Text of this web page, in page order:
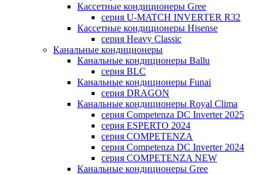
Кассетные кондиционеры Gree
серия U-MATCH INVERTER R32
Кассетные кондиционеры Hisense
серия Heavy Classic
Канальные кондиционеры
Канальные кондиционеры Ballu
серия BLC
Канальные кондиционеры Funai
серия DRAGON
Канальные кондиционеры Royal Clima
серия Competenza DC Inverter 2025
серия ESPERTO 2024
серия COMPETENZA
серия Competenza DC Inverter 2024
серия COMPETENZA NEW
Канальные кондиционеры Gree